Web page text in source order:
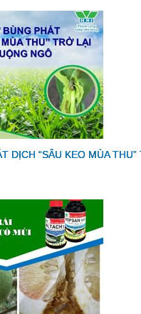
DỊCH “SÂU KEO MÙA